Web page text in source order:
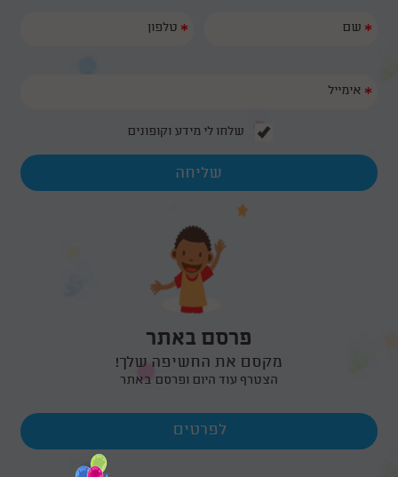
*
*
*
שלחו לי מידע וקופונים
פרסם באתר
מקסם את החשיפה שלך!
הצטרף עוד היום ופרסם באתר
לפרטים